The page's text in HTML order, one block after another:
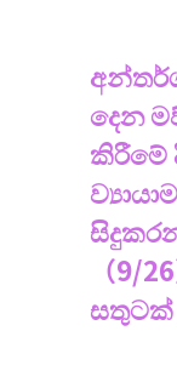
දෙන
කිරීමේ
（9/
සතුටක්